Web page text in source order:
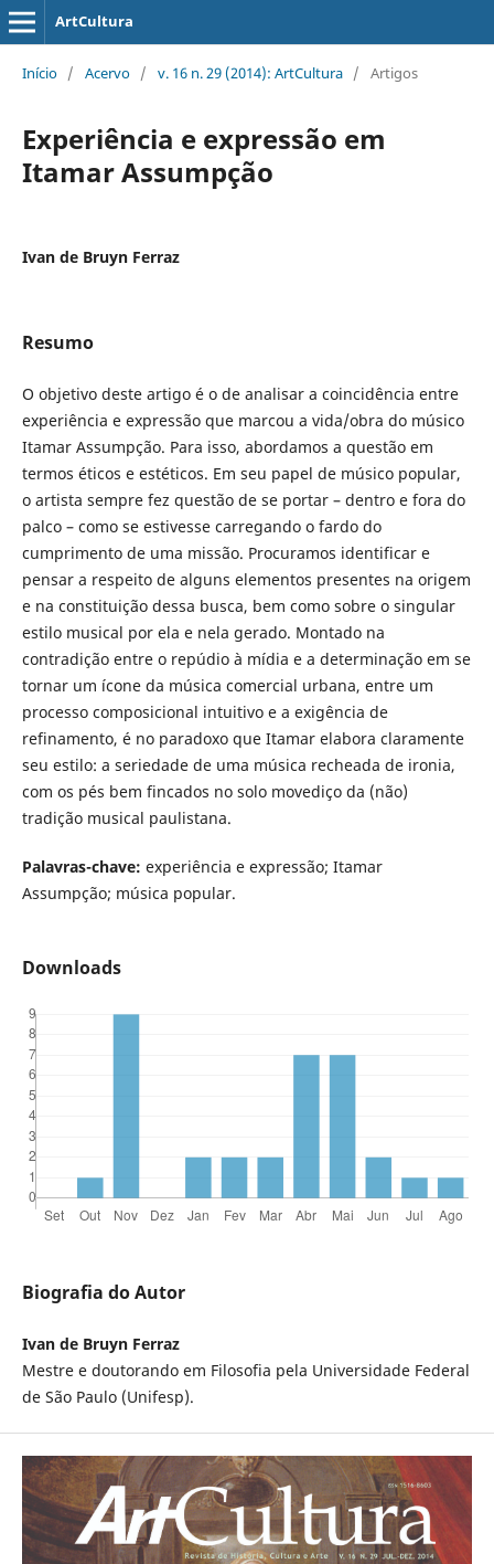
ArtCultura
Início / Acervo / v. 16 n. 29 (2014): ArtCultura / Artigos
Experiência e expressão em
Itamar Assumpção
Ivan de Bruyn Ferraz
Resumo
O objetivo deste artigo é o de analisar a coincidência entre
experiência e expressão que marcou a vida/obra do músico
Itamar Assumpção. Para isso, abordamos a questão em
termos éticos e estéticos. Em seu papel de músico popular,
o artista sempre fez questão de se portar – dentro e fora do
palco – como se estivesse carregando o fardo do
cumprimento de uma missão. Procuramos identificar e
pensar a respeito de alguns elementos presentes na origem
e na constituição dessa busca, bem como sobre o singular
estilo musical por ela e nela gerado. Montado na
contradição entre o repúdio à mídia e a determinação em se
tornar um ícone da música comercial urbana, entre um
processo composicional intuitivo e a exigência de
refinamento, é no paradoxo que Itamar elabora claramente
seu estilo: a seriedade de uma música recheada de ironia,
com os pés bem fincados no solo movediço da (não)
tradição musical paulistana.
Palavras-chave: experiência e expressão; Itamar
Assumpção; música popular.
Downloads
Biografia do Autor
Ivan de Bruyn Ferraz
Mestre e doutorando em Filosofia pela Universidade Federal
de São Paulo (Unifesp).